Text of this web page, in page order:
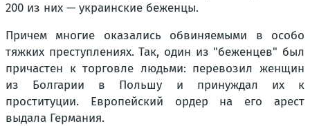
200 из них — украинские беженцы.
Причем многие оказались обвиняемыми в особо
тяжких преступлениях. Так, один из "беженцев" был
причастен к торговле людьми: перевозил женщин
из Болгарии в Польшу и принуждал их к
проституции. Европейский ордер на его арест
выдала Германия.